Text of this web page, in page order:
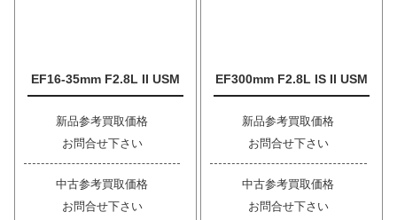
EF16-35mm F2.8L II USM
新品参考買取価格
お問合せ下さい
中古参考買取価格
お問合せ下さい
EF300mm F2.8L IS II USM
新品参考買取価格
お問合せ下さい
中古参考買取価格
お問合せ下さい